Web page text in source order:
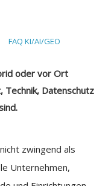
FAQ KI/AI/GEO
oder vor Ort
Datenschutz
zwingend als
Unternehmen,